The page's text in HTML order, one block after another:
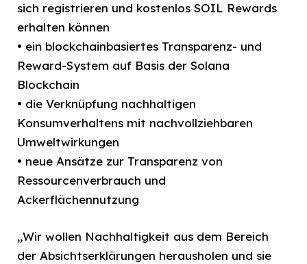
sich registrieren und kostenlos SOIL Rewards
erhalten können
• ein blockchainbasiertes Transparenz- und
Reward-System auf Basis der Solana
Blockchain
• die Verknüpfung nachhaltigen
Konsumverhaltens mit nachvollziehbaren
Umweltwirkungen
• neue Ansätze zur Transparenz von
Ressourcenverbrauch und
Ackerflächennutzung
„Wir wollen Nachhaltigkeit aus dem Bereich
der Absichtserklärungen herausholen und sie